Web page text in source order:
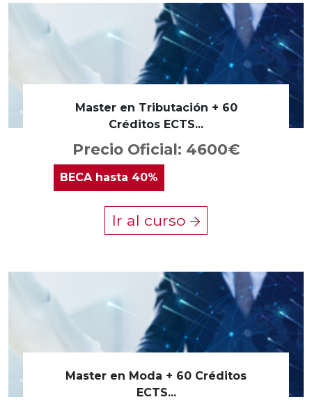
Master en Tributación + 60
Créditos ECTS...
Precio Oficial: 4600€
BECA hasta 40%
Ir al curso
Master en Moda + 60 Créditos
ECTS...